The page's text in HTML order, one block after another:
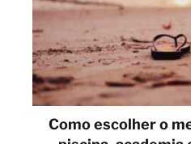
Como escolher o